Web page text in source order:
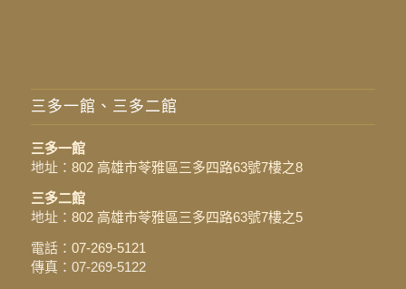
三多一館、三多二館
三多一館
地址： 802 高雄市苓雅區三多四路63號7樓之8
三多二館
地址： 802 高雄市苓雅區三多四路63號7樓之5
電話： 07-269-5121
傳真：07-269-5122